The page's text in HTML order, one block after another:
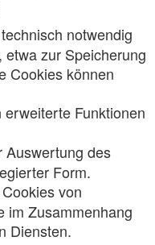
notwendig
zur Speicherung
Cookies können
Funktionen
des
Form.
von
im Zusammenhang
Diensten.